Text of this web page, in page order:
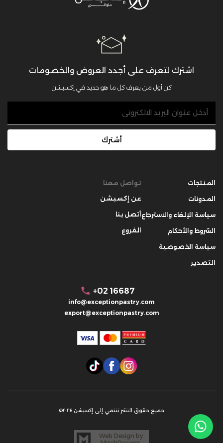
اشترك لتعرف على أجدد العروض والخصومات
كن أول من يعرف كل ما هو جديد في إكسبشن
أشترك
المنتجات
المدونات
سياسة الإلغاء والاسترجاع
الشروط والأحكام
سياسة الخصوصية
التصدير
تواصل معنا
عن إكسبشن
أتصل بنا
الفروع
+02 16687
info@exceptionpastry.com
export@exceptionpastry.com
جميع حقوق النشر تنتمي إلى إكسبشن ٢٠٢٤©
Web Design by